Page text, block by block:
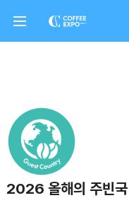
2026 올해의 주빈국